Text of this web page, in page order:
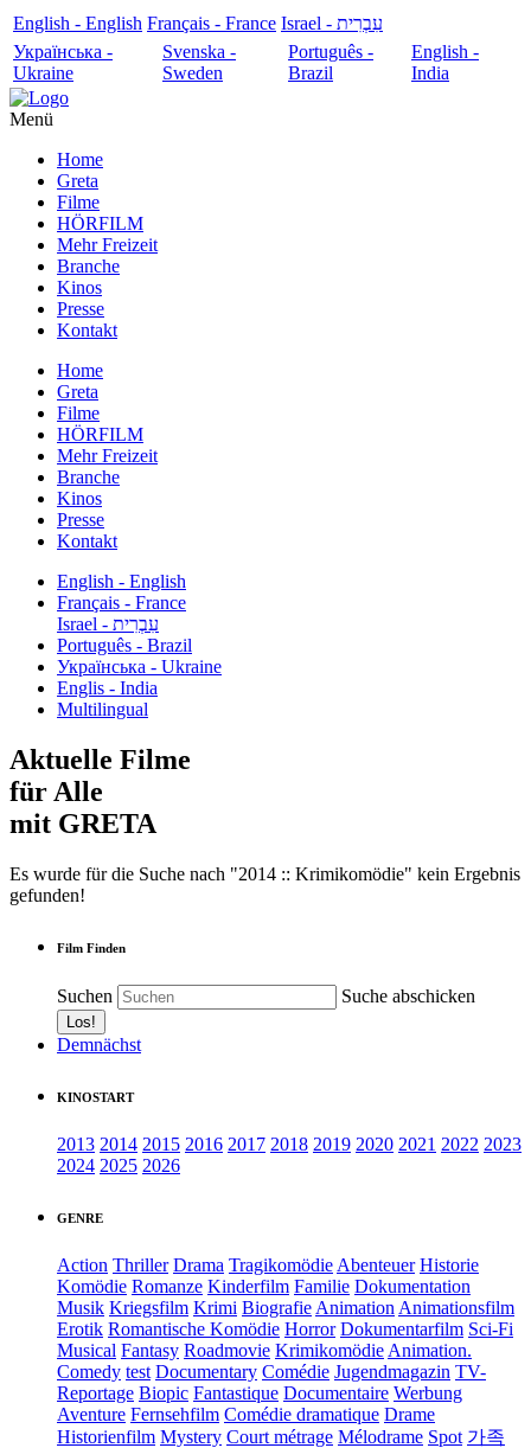
English - English Français - France
עִבְרִית - Israel
Українська -
Ukraine
Svenska -
Sweden
Português -
Brazil
English -
India
Menü
Home
Greta
Filme
HÖRFILM
Mehr Freizeit
Branche
Kinos
Presse
Kontakt
Home
Greta
Filme
HÖRFILM
Mehr Freizeit
Branche
Kinos
Presse
Kontakt
English - English
Français - France
עִבְרִית - Israel
Português - Brazil
Українська - Ukraine
Englis - India
Multilingual
Aktuelle Filme
für Alle
mit GRETA
Es wurde für die Suche nach "2014 :: Krimikomödie" kein Ergebnis
gefunden!
Film Finden
Suchen Suche abschicken
Demnächst
KINOSTART
2013 2014 2015 2016 2017 2018 2019 2020 2021 2022 2023
2024 2025 2026
GENRE
Action Thriller Drama Tragikomödie Abenteuer Historie
Komödie Romanze Kinderfilm Familie Dokumentation
Musik Kriegsfilm Krimi Biografie Animation Animationsfilm
Erotik Romantische Komödie Horror Dokumentarfilm Sci-Fi
Musical Fantasy Roadmovie Krimikomödie Animation.
Comedy test Documentary Comédie Jugendmagazin TV-
Reportage Biopic Fantastique Documentaire Werbung
Aventure Fernsehfilm Comédie dramatique Drame
Historienfilm Mystery Court métrage Mélodrame Spot 가족